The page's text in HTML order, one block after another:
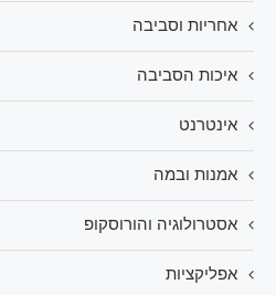
אחריות וסביבה
איכות הסביבה
אינטרנט
אמנות ובמה
אסטרולוגיה והורוסקופ
אפליקציות